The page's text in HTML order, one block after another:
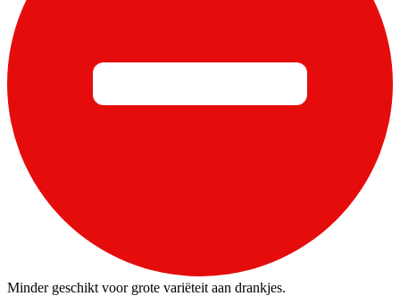
Minder geschikt voor grote variëteit aan drankjes.